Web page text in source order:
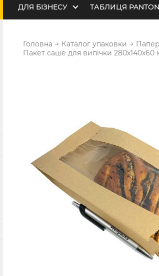
ДЛЯ БІЗНЕСУ ТАБЛИЦЯ
Головна → Каталог упаковки →
Пакет саше для випічки